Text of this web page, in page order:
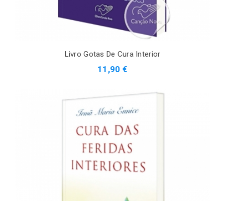
Livro Gotas De Cura Interior
11,90 €